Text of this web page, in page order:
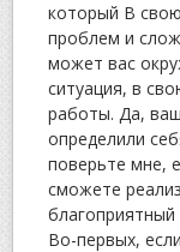
который В
проблем и
может вас
ситуация, в
работы. Да,
определили
поверьте мне,
сможете
Во-первых,